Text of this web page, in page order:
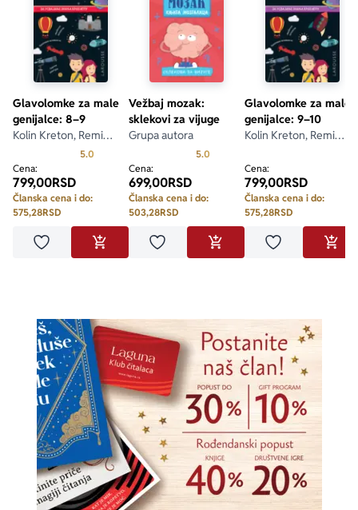
Glavolomke za male
genijalce: 8–9
Kolin Kreton, Remi
5.0 Prosecna ocena je 5.0 od 5
Cena:
799,00RSD
Članska cena i do:
575,28RSD
Dodaj u omiljeneDODAJ U KORPU
Vežbaj mozak:
sklekovi za vijuge
Grupa autora
5.0
Cena:
699,00RSD
Članska cena i do:
503,28RSD
Dodaj u omiljeneDODAJ U KORPU
Glavolomke za male
genijalce: 9–10
Kolin Kreton, Remi
Cena:
799,00RSD
Članska cena i do:
575,28RSD
Dodaj u